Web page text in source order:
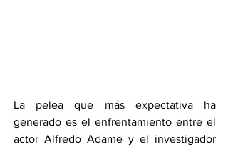
La pelea que más expectativa ha
generado es el enfrentamiento entre el
actor Alfredo Adame y el investigador